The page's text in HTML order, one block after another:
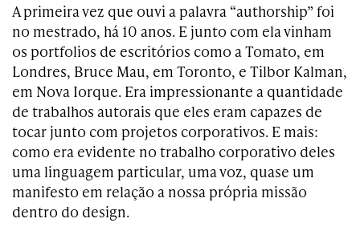
A primeira vez que ouvi a palavra “authorship” foi
no mestrado, há 10 anos. E junto com ela vinham
os portfolios de escritórios como a Tomato, em
Londres, Bruce Mau, em Toronto, e Tilbor Kalman,
em Nova Iorque. Era impressionante a quantidade
de trabalhos autorais que eles eram capazes de
tocar junto com projetos corporativos. E mais:
como era evidente no trabalho corporativo deles
uma linguagem particular, uma voz, quase um
manifesto em relação a nossa própria missão
dentro do design.